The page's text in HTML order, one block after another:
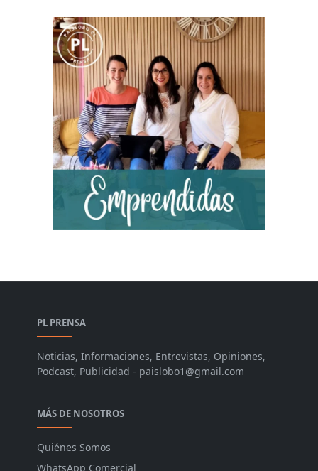
PL PRENSA
Noticias, Informaciones, Entrevistas, Opiniones,
Podcast, Publicidad - paislobo1@gmail.com
MÁS DE NOSOTROS
Quiénes Somos
WhatsApp Comercial